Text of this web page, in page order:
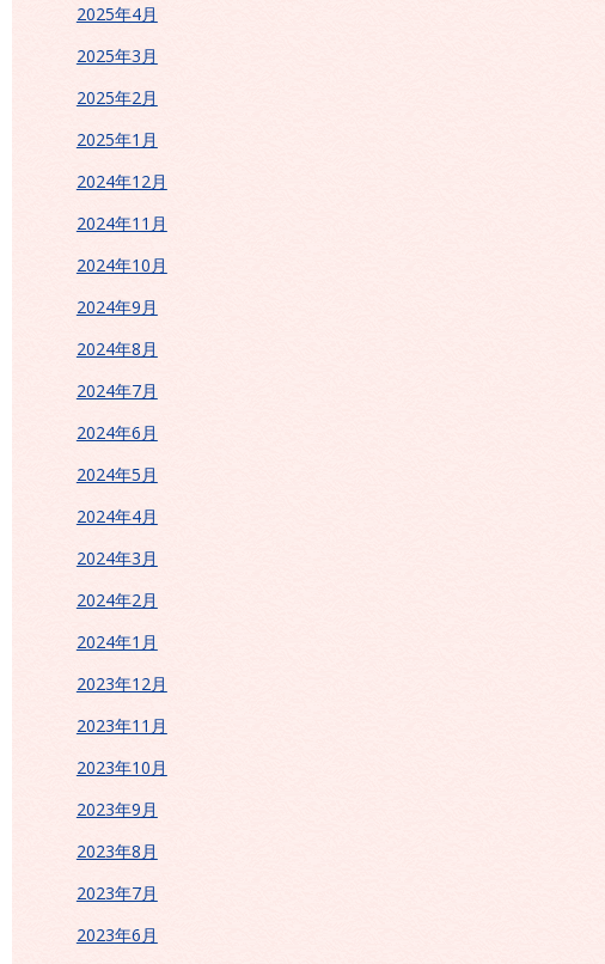
2025年4月
2025年3月
2025年2月
2025年1月
2024年12月
2024年11月
2024年10月
2024年9月
2024年8月
2024年7月
2024年6月
2024年5月
2024年4月
2024年3月
2024年2月
2024年1月
2023年12月
2023年11月
2023年10月
2023年9月
2023年8月
2023年7月
2023年6月